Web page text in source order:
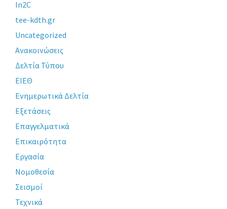
In2C
tee-kdth.gr
Uncategorized
Ανακοινώσεις
Δελτία Τύπου
ΕΙΕΘ
Ενημερωτικά Δελτία
Εξετάσεις
Επαγγελματικά
Επικαιρότητα
Εργασία
Νομοθεσία
Σεισμοί
Τεχνικά